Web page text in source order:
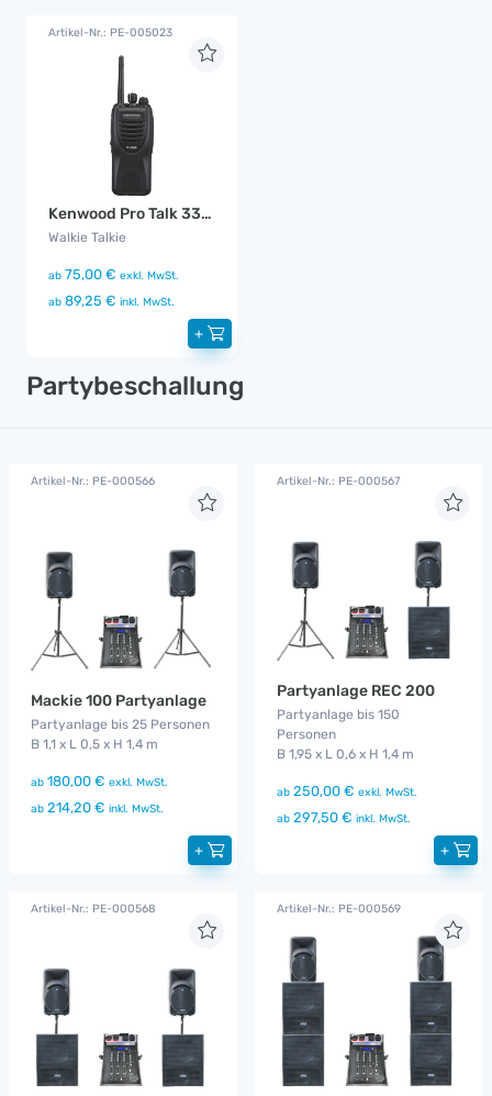
Artikel-Nr.: PE-005023
Kenwood Pro Talk 3301E 6er Set im Koffer
Walkie Talkie
ab 75,00 € exkl. MwSt.
ab 89,25 € inkl. MwSt.
+
Partybeschallung
Artikel-Nr.: PE-000566
Mackie 100 Partyanlage
Partyanlage bis 25 Personen
B 1,1 x L 0,5 x H 1,4 m
ab 180,00 € exkl. MwSt.
ab 214,20 € inkl. MwSt.
+
Artikel-Nr.: PE-000567
Partyanlage REC 200
Partyanlage bis 150
Personen
B 1,95 x L 0,6 x H 1,4 m
ab 250,00 € exkl. MwSt.
ab 297,50 € inkl. MwSt.
+
Artikel-Nr.: PE-000568 Artikel-Nr.: PE-000569